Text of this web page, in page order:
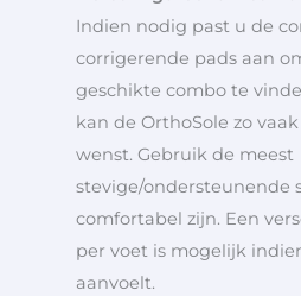
Indien nodig past u de
corrigerende pads aan
geschikte combo te
kan de OrthoSole zo
wenst. Gebruik de meest
stevige/ondersteunende
comfortabel zijn. Een
per voet is mogelijk
aanvoelt.